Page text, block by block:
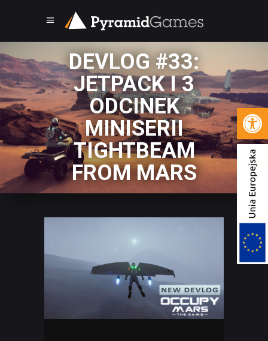
DEVLOG #33:
JETPACK I 3
ODCINEK
MINISERII
TIGHTBEAM
FROM MARS